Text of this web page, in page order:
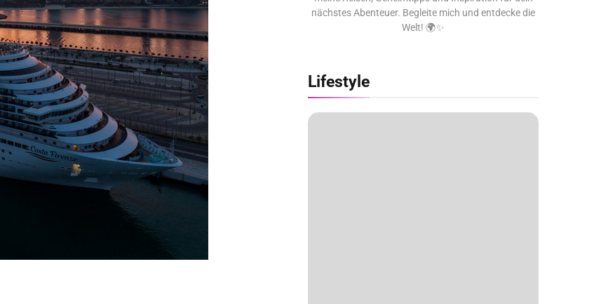
nächstes Abenteuer. Begleite mich und entdecke die
Welt! 🌍✨
Lifestyle